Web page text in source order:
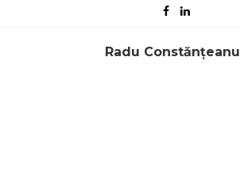
Radu Constănțeanu